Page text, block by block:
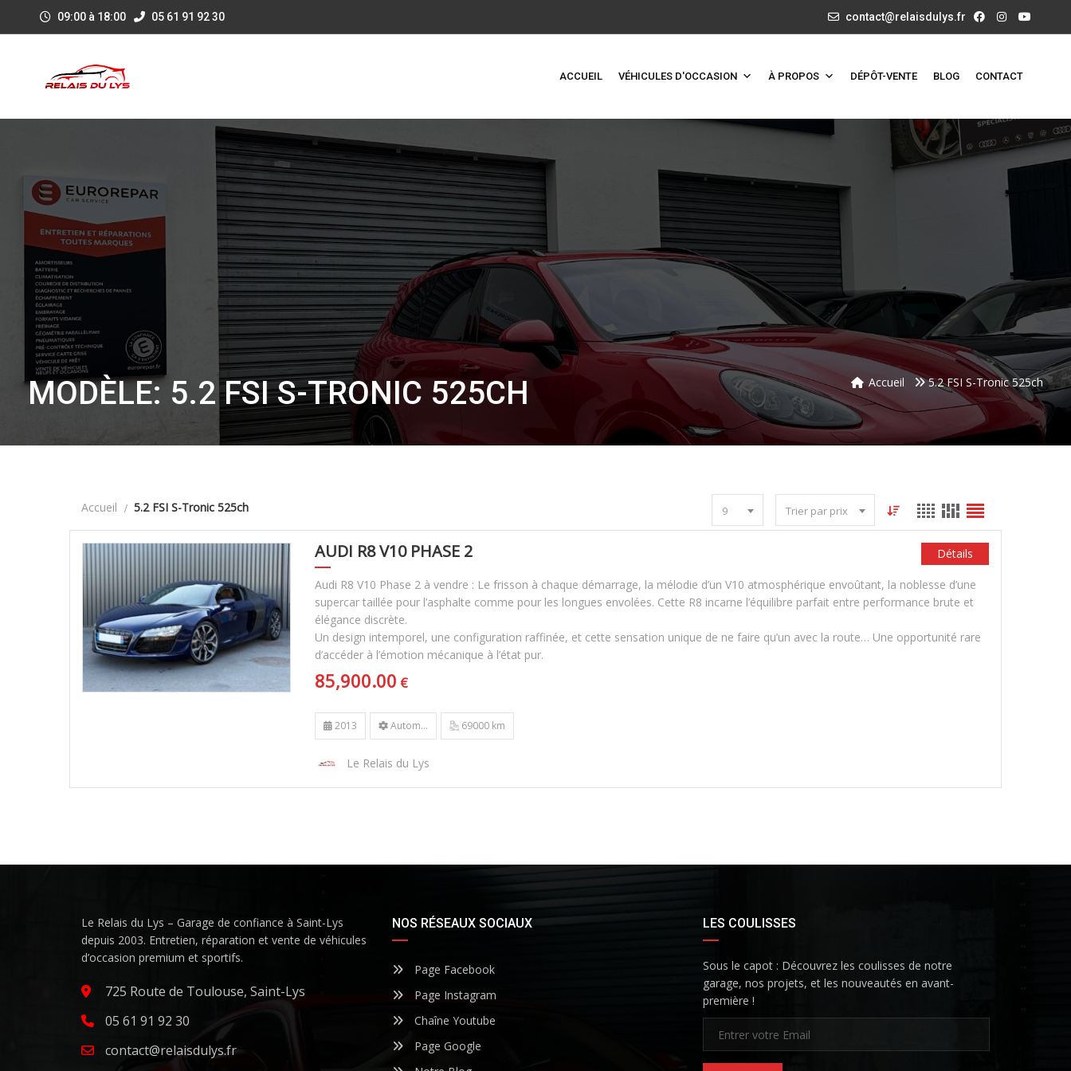
09:00 à 18:00 05 61 91 92 30 contact@relaisdulys.fr
ACCUEIL VÉHICULES D'OCCASION À PROPOS DÉPÔT-VENTE BLOG CONTACT
MODÈLE: 5.2 FSI S-TRONIC 525CH Accueil 5.2 FSI S-Tronic 525ch
Accueil 5.2 FSI S-Tronic 525ch 9 Trier par prix
AUDI R8 V10 PHASE 2
Audi R8 V10 Phase 2 à vendre : Le frisson à chaque démarrage, la mélodie d’un V10 atmosphérique envoûtant, la noblesse d’une
supercar taillée pour l’asphalte comme pour les longues envolées. Cette R8 incarne l’équilibre parfait entre performance brute et
élégance discrète.
Un design intemporel, une configuration raffinée, et cette sensation unique de ne faire qu’un avec la route… Une opportunité rare
d’accéder à l’émotion mécanique à l’état pur.
85,900.00 €
Détails
2013 Autom... 69000 km
Le Relais du Lys
Le Relais du Lys – Garage de confiance à Saint-Lys
depuis 2003. Entretien, réparation et vente de véhicules
d’occasion premium et sportifs.
725 Route de Toulouse, Saint-Lys
05 61 91 92 30
contact@relaisdulys.fr
NOS RÉSEAUX SOCIAUX
Page Facebook
Page Instagram
Chaîne Youtube
Page Google
LES COULISSES
Sous le capot : Découvrez les coulisses de notre
garage, nos projets, et les nouveautés en avant-
première !